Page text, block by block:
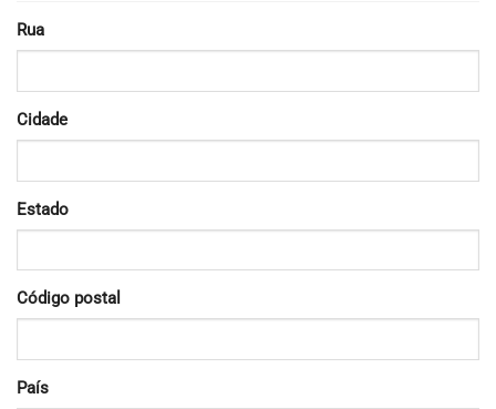
Rua
Cidade
Estado
Código postal
País